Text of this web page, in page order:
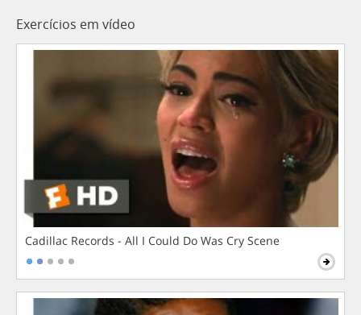
Exercícios em vídeo
Cadillac Records - All I Could Do Was Cry Scene